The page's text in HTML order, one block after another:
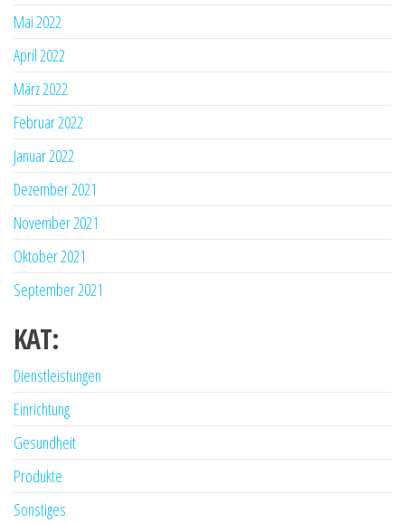
Mai 2022
April 2022
März 2022
Februar 2022
Januar 2022
Dezember 2021
November 2021
Oktober 2021
September 2021
KAT:
Dienstleistungen
Einrichtung
Gesundheit
Produkte
Sonstiges